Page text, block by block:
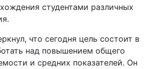
студентами различных
что сегодня цель состоит в
над повышением общего
и средних показателей. Он